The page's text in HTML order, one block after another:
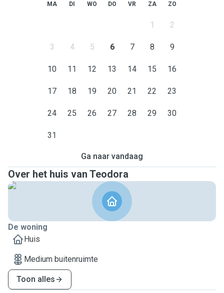
MA DI WO DO VR ZA ZO
1 2
3 4 5 6 7 8 9
10 11 12 13 14 15 16
17 18 19 20 21 22 23
24 25 26 27 28 29 30
31
Ga naar vandaag
Over het huis van Teodora
De woning
Huis
Medium buitenruimte
Toon alles